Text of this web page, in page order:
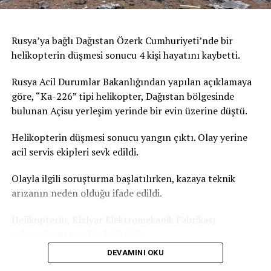
Ulusal Cenaze Hizmetleri Federasyonu Sözcüsü,
kente yakın çevresindeki cenaze salonlarında da
yoğunluk yaşandığını kaydetti. Fransa’daki acil sağlık
gün aşırı sıcaklardan etkilendiği değerlendirilen 109 kişi
yaşamını yitirmişti. Bu sayının yalnızca ev ve kamusal
alanda hayatını kaybedenleri kapsadığı bildirilmişti.
Türkiye’de de yeni haftada aşırı sıcak hava dalgası etkili
olacak. İstanbul’da hava sıcaklığının yarın 31 dereceye,
basınında yer alan haberlere göre Akdeniz Bölgesi
genelinde gölgede hissedilen sıcaklık 36-39 derece.
Rusya’ya bağlı Dağıstan Özerk Cumhuriyeti’nde bir
helikopterin düşmesi sonucu 4 kişi hayatını kaybetti.
Rusya Acil Durumlar Bakanlığından yapılan açıklamaya
göre, “Ka-226” tipi helikopter, Dağıstan bölgesinde
bulunan Açisu yerleşim yerinde bir evin üzerine düştü.
Helikopterin düşmesi sonucu yangın çıktı. Olay yerine
acil servis ekipleri sevk edildi.
Olayla ilgili soruşturma başlatılırken, kazaya teknik
arızanın neden olduğu ifade edildi.
Dağıstan Özerk Cumhuriyeti Başkanı Sergey Melikov,
DEVAMINI OKU